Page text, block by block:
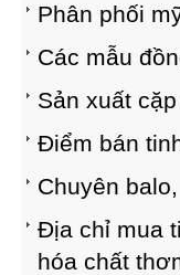
Phân phối
Các mẫu
Sản xuất
Điểm bán
Chuyên
Địa chỉ mua
hóa chất